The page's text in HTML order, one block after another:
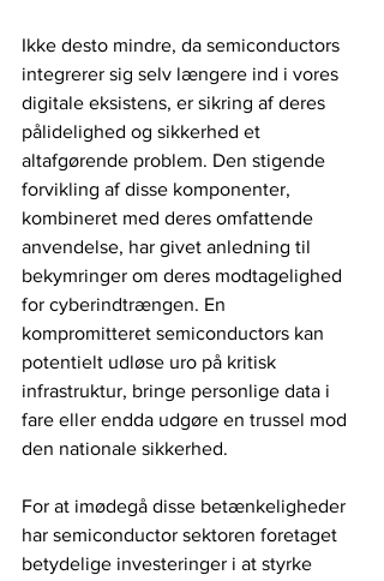
Ikke desto mindre, da semiconductors
integrerer sig selv længere ind i vores
digitale eksistens, er sikring af deres
pålidelighed og sikkerhed et
altafgørende problem. Den stigende
forvikling af disse komponenter,
kombineret med deres omfattende
anvendelse, har givet anledning til
bekymringer om deres modtagelighed
for cyberindtrængen. En
kompromitteret semiconductors kan
potentielt udløse uro på kritisk
infrastruktur, bringe personlige data i
fare eller endda udgøre en trussel mod
den nationale sikkerhed.
For at imødegå disse betænkeligheder
har semiconductor sektoren foretaget
betydelige investeringer i at styrke